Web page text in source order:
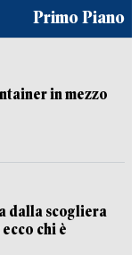
Primo Piano
in mezzo
dalla scogliera
chi è